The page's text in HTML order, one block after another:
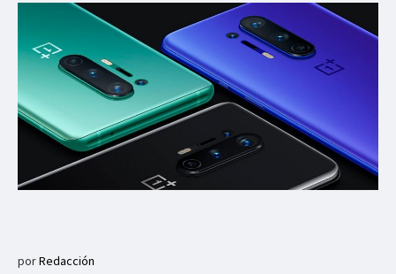
porRedacción